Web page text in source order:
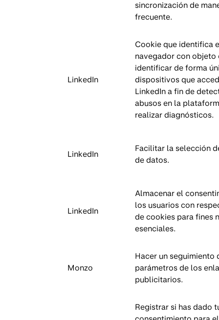
sincronización de
frecuente.
LinkedIn
Cookie que identifica
navegador con objeto
identificar de forma
dispositivos que
LinkedIn a fin de
abusos en la
realizar diagnósticos.
LinkedIn
Facilitar la selección
de datos.
LinkedIn
Almacenar el
los usuarios con
de cookies para fines
esenciales.
Monzo
Hacer un seguimiento
parámetros de los
publicitarios.
Registrar si has dado